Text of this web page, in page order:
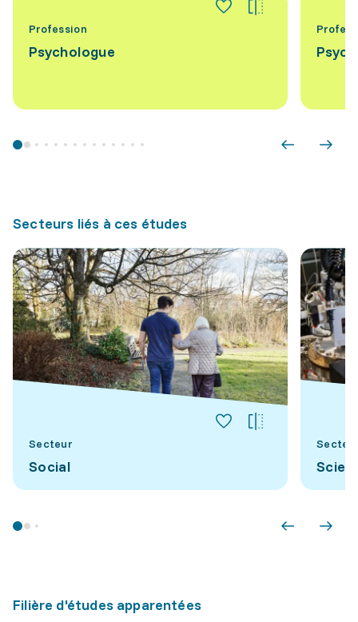
Profession
Psychologue
Secteurs liés à ces études
Secteur
Social
Filière d'études apparentées